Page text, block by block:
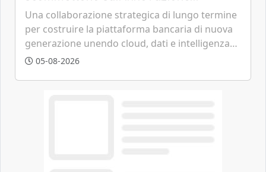
tecnologica
Una collaborazione strategica di lungo termine
per costruire la piattaforma bancaria di nuova
generazione unendo cloud, dati e intelligenza
artificiale.
05-08-2026